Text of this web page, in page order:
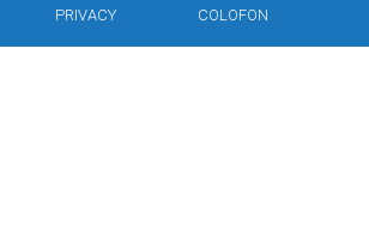
PRIVACY COLOFON